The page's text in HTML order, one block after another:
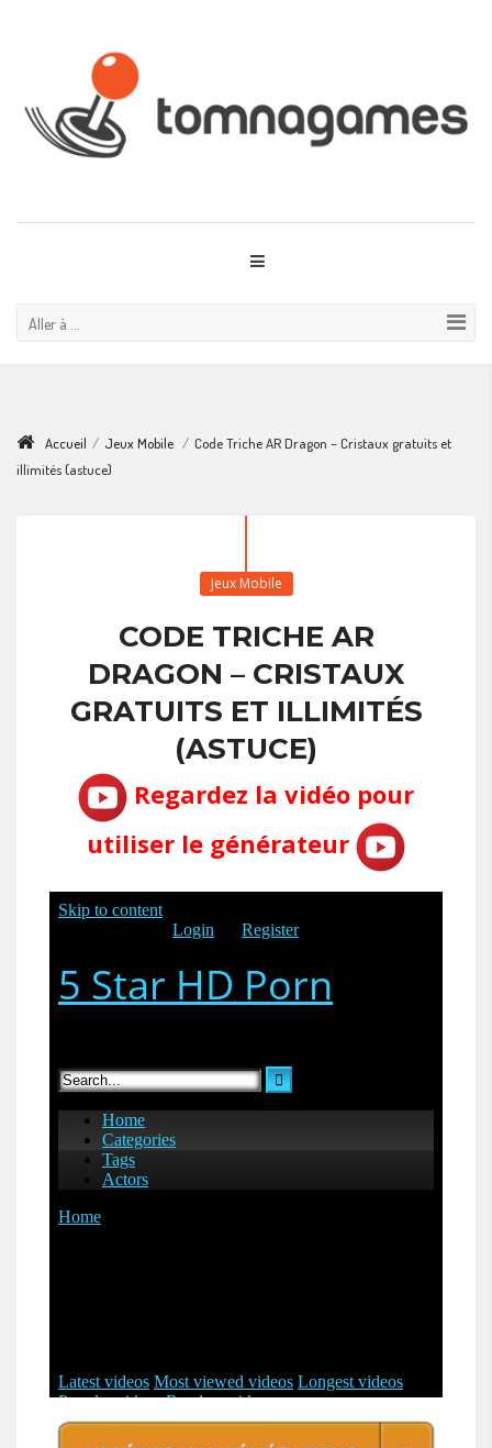
Aller à ...
Accueil / Jeux Mobile / Code Triche AR Dragon – Cristaux gratuits et
illimités (astuce)
Jeux Mobile
CODE TRICHE AR
DRAGON – CRISTAUX
GRATUITS ET ILLIMITÉS
(ASTUCE)
Regardez la vidéo pour
utiliser le générateur